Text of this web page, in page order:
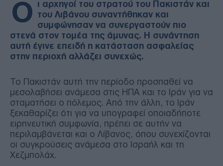
Ο ι αρχηγοί του στρατού του Πακιστάν και
του Λιβάνου συναντήθηκαν και
συμφώνησαν να συνεργαστούν πιο
στενά στον τομέα της άμυνας. Η συνάντηση
αυτή έγινε επειδή η κατάσταση ασφαλείας
στην περιοχή αλλάζει συνεχώς.
Το Πακιστάν αυτή την περίοδο προσπαθεί να
μεσολαβήσει ανάμεσα στις ΗΠΑ και το Ιράν για να
σταματήσει ο πόλεμος. Από την άλλη, το Ιράν
ξεκαθαρίζει ότι για να υπογραφεί οποιαδήποτε
ειρηνευτική συμφωνία, πρέπει σε αυτήν να
περιλαμβάνεται και ο Λίβανος, όπου συνεχίζονται
οι συγκρούσεις ανάμεσα στο Ισραήλ και τη
Χεζμπολάχ.